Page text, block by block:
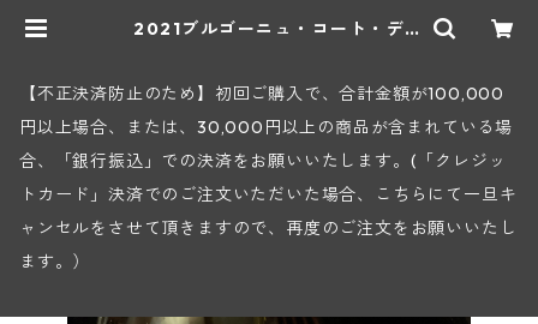
2021ブルゴーニュ・コート・デ
ップ 地下ワインセラー
【不正決済防止のため】初回ご購入で、合計金額が100,000
円以上場合、または、30,000円以上の商品が含まれている場
合、「銀行振込」での決済をお願いいたします。(「クレジッ
トカード」決済でのご注文いただいた場合、こちらにて一旦キ
ャンセルをさせて頂きますので、再度のご注文をお願いいたし
ます。）